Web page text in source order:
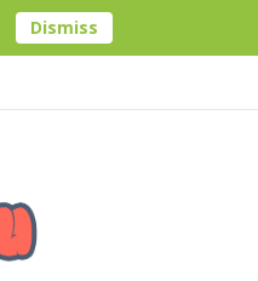
Dismiss